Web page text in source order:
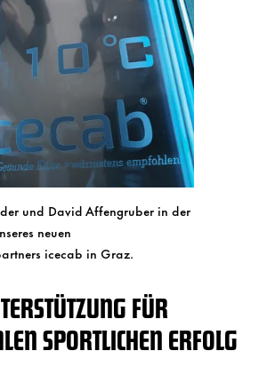
und David Affengruber in der
neuen
icecab in Graz.
FÜR
SPORTLICHEN ERFOLG